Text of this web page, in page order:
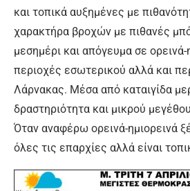
και τοπικά αυξημένες με
χαρακτήρα βροχών με πιθανές
μεσημέρι και απόγευμα σε ορεινά-
περιοχές εσωτερικού αλλά και
Λάρνακας. Μέσα από καταιγίδα
δραστηριότητα και μικρού
Όταν αναφέρω ορεινά-ημιορεινά
όλες τις επαρχίες αλλά είναι